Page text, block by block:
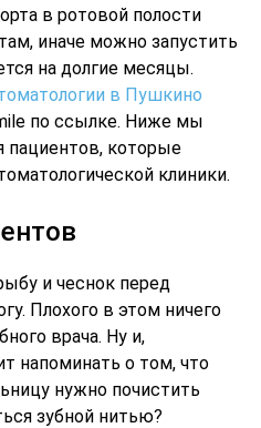
в ротовой полости
иначе можно запустить
на долгие месяцы.
в Пушкино
по ссылке. Ниже мы
пациентов, которые
клиники.
и чеснок перед
Плохого в этом ничего
врача. Ну и,
напоминать о том, что
нужно почистить
зубной нитью?